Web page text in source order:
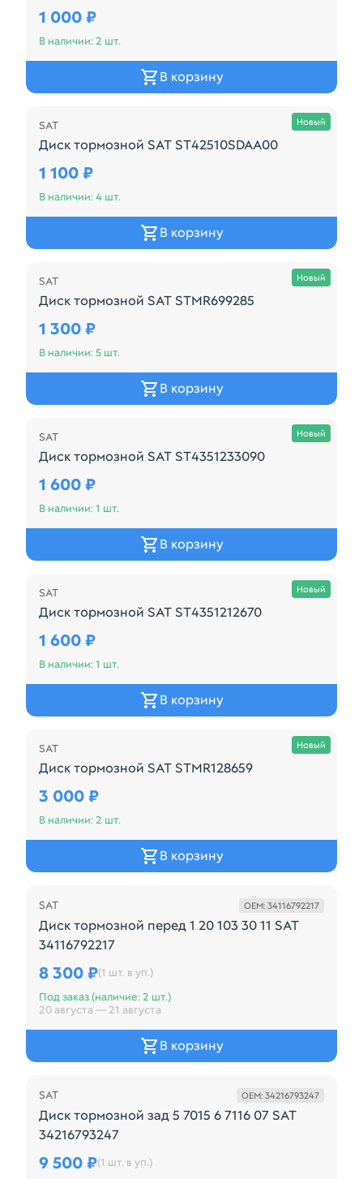
Диск тормозной SAT ST517120U000
1 000 ₽
В наличии: 2 шт.
В корзину
Новый
SAT
Диск тормозной SAT ST42510SDAA00
Диск тормозной SAT ST42510SDAA00
1 100 ₽
В наличии: 4 шт.
В корзину
Новый
SAT
Диск тормозной SAT STMR699285
Производитель: SAT Код: 19237141
1 300 ₽
В наличии: 5 шт.
В корзину
Новый
Осталась 1 шт.
SAT
Диск тормозной SAT ST4351233090
Диск тормозной SAT ST4351233090
1 600 ₽
В наличии: 1 шт.
В корзину
Новый
Осталась 1 шт.
SAT
Диск тормозной SAT ST4351212670
Диск тормозной SAT ST4351212670
1 600 ₽
В наличии: 1 шт.
В корзину
Новый
Осталась 2 шт.
SAT
Диск тормозной SAT STMR128659
Производитель: SAT Код: 18784346
3 000 ₽
В наличии: 2 шт.
В корзину
Внешний
SAT OEM: 34116792217
Диск тормозной перед 1 20 103 30 11 SAT
34116792217
Диск тормозной перед BMW 1 F20 10 3 F30 11
8 300 ₽(1 шт. в уп.)
Под заказ (наличие: 2 шт.)
20 августа — 21 августа
В корзину
Внешний
SAT OEM: 34216793247
Диск тормозной зад 5 7015 6 7116 07 SAT
34216793247
Диск тормозной зад 5 7015 6 7116 07 Бренда SAT
9 500 ₽(1 шт. в уп.)